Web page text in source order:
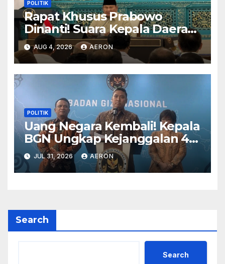
POLITIK
Rapat Khusus Prabowo
Dinanti! Suara Kepala Daerah
Diharapkan Jadi Prioritas
AUG 4, 2026 AERON
POLITIK
Uang Negara Kembali! Kepala
BGN Ungkap Kejanggalan 414
Rekening SPPG Senilai Rp311
Miliar
JUL 31, 2026 AERON
Search
Search